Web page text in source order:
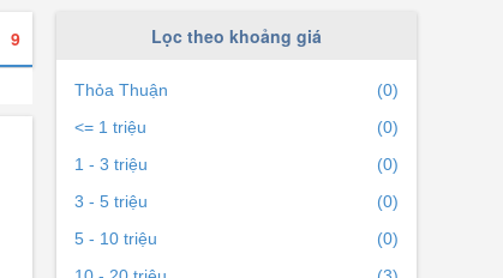
9
Lọc theo khoảng giá
Thỏa Thuận
(0)
<= 1 triệu
(0)
1 - 3 triệu
(0)
3 - 5 triệu
(0)
5 - 10 triệu
(0)